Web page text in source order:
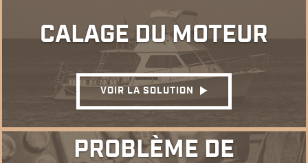
CALAGE DU MOTEUR
VOIR LA SOLUTION
PROBLÈME DE